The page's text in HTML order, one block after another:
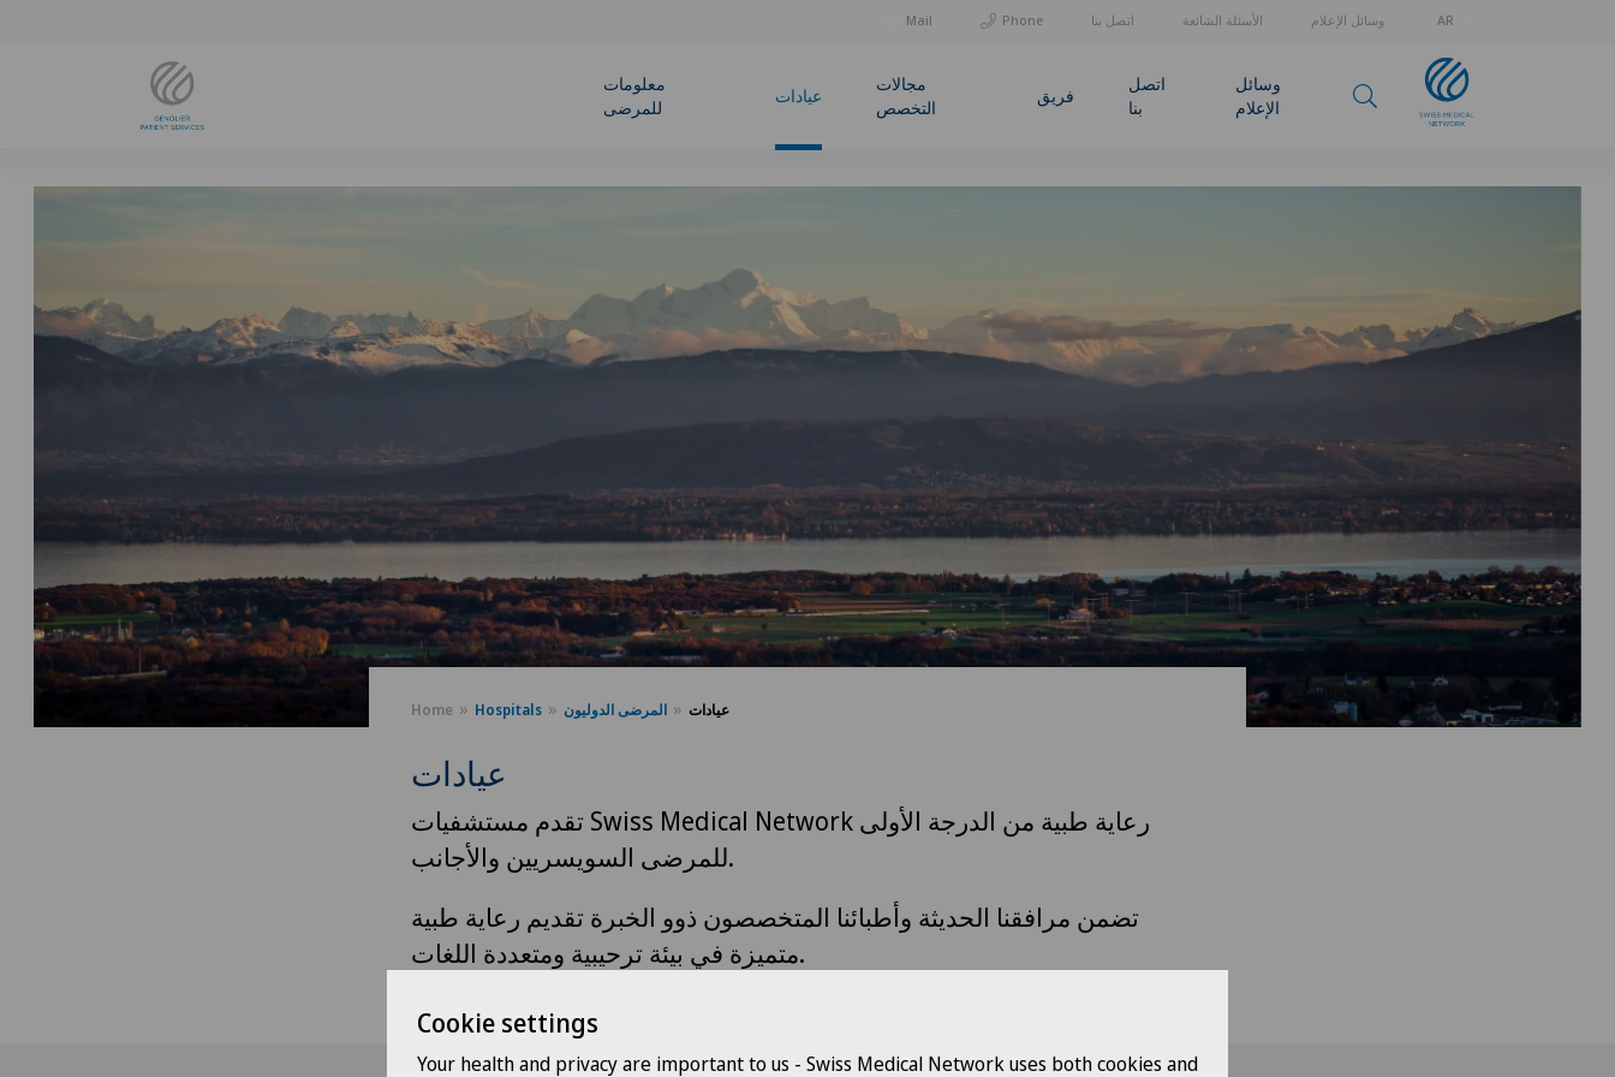
Mail Phone اتصل بنا الأسئلة الشائعة وسائل الإعلام AR
معلومات
للمرضى
عيادات
مجالات
التخصص
فريق
اتصل
بنا
وسائل
الإعلام
Home Hospitals المرضى الدوليون عيادات
عيادات
تقدم مستشفيات Swiss Medical Network رعاية طبية من الدرجة الأولى
للمرضى السويسريين والأجانب.
تضمن مرافقنا الحديثة وأطبائنا المتخصصون ذوو الخبرة تقديم رعاية طبية
متميزة في بيئة ترحيبية ومتعددة اللغات.
Cookie settings
Your health and privacy are important to us - Swiss Medical Network uses both cookies and